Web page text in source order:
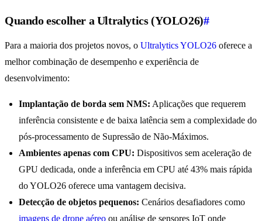
Quando escolher a Ultralytics (YOLO26)#
Para a maioria dos projetos novos, o Ultralytics YOLO26 oferece a
melhor combinação de desempenho e experiência de
desenvolvimento:
Implantação de borda sem NMS: Aplicações que requerem
inferência consistente e de baixa latência sem a complexidade do
pós-processamento de Supressão de Não-Máximos.
Ambientes apenas com CPU: Dispositivos sem aceleração de
GPU dedicada, onde a inferência em CPU até 43% mais rápida
do YOLO26 oferece uma vantagem decisiva.
Detecção de objetos pequenos: Cenários desafiadores como
imagens de drone aéreo ou análise de sensores IoT onde